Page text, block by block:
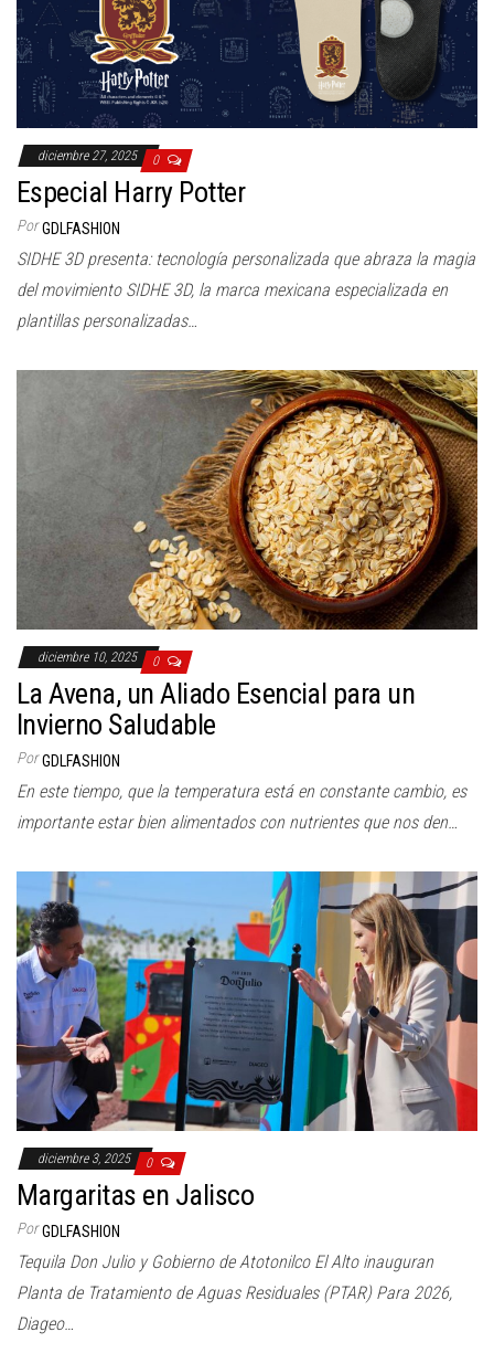
diciembre 27, 2025 0
Especial Harry Potter
Por GDLFASHION
SIDHE 3D presenta: tecnología personalizada que abraza la magia
del movimiento SIDHE 3D, la marca mexicana especializada en
plantillas personalizadas…
diciembre 10, 2025 0
La Avena, un Aliado Esencial para un
Invierno Saludable
Por GDLFASHION
En este tiempo, que la temperatura está en constante cambio, es
importante estar bien alimentados con nutrientes que nos den…
diciembre 3, 2025 0
Margaritas en Jalisco
Por GDLFASHION
Tequila Don Julio y Gobierno de Atotonilco El Alto inauguran
Planta de Tratamiento de Aguas Residuales (PTAR) Para 2026,
Diageo…